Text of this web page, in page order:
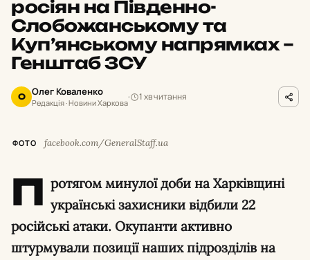
росіян на Південно-
Слобожанському та
Куп’янському напрямках –
Генштаб ЗСУ
О Олег Коваленко
Редакція · Новини Харкова
1 хв читання
ФОТО facebook.com/GeneralStaff.ua
П ротягом минулої доби на Харківщині
українські захисники відбили 22
російські атаки. Окупанти активно
штурмували позиції наших підрозділів на